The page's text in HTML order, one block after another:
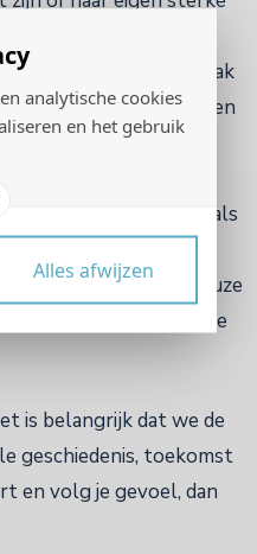
analytische cookies
en het gebruik
Alles afwijzen
punten.... We
sterke punten vaak
wat als we ze zouden
accepteren precies
als je niet anders
te voldoen? Wat als
mening uit je
een bewuste keuze
in je minder sterke
is belangrijk dat we de
geschiedenis, toekomst
en volg je gevoel, dan